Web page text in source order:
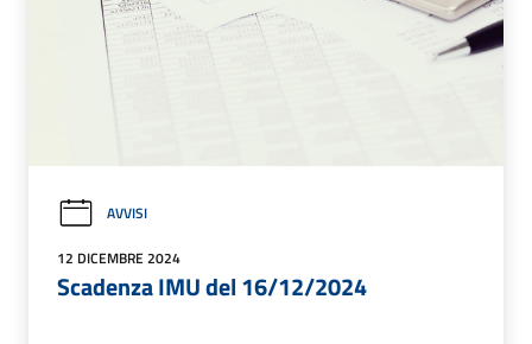
AVVISI
12 DICEMBRE 2024
Scadenza IMU del 16/12/2024